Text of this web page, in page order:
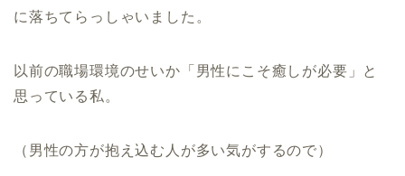
に落ちてらっしゃいました。
以前の職場環境のせいか「男性にこそ癒しが必要」と
思っている私。
（男性の方が抱え込む人が多い気がするので）